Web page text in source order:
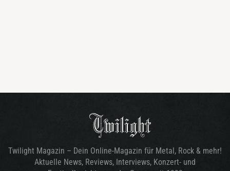
Twilight Magazin – Dein Online-Magazin für Metal, Rock & mehr!
Aktuelle News, Reviews, Interviews, Konzert- und